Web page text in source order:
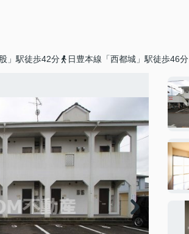
」駅徒歩42分 日豊本線「西都城」駅徒歩46分